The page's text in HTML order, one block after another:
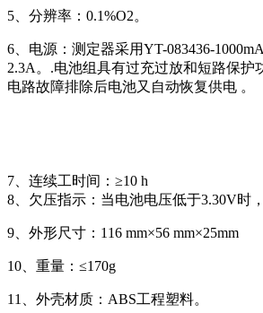
5、分辨率：0.1%O2。
6、电源：测定器采用YT-083436-
2.3A。.电池组具有过充过放和短路保
电路故障排除后电池又自动恢复供电 。
7、连续工时间
8、欠压指示：当电池电压低于3.30V时
9、外形尺寸：116 mm×56 mm×25mm
10、重量：≤170g
11、外壳材质：ABS工程塑料。